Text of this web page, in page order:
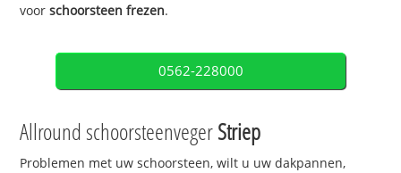
voorschoorsteen frezen.
0562-228000
Allround schoorsteenvegerStriep
Problemen met uw schoorsteen, wilt u uw dakpannen,